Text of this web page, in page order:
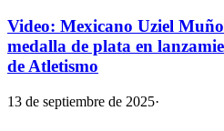
Video: Mexicano Uziel
medalla de plata en
de Atletismo
13 de septiembre de 2025·